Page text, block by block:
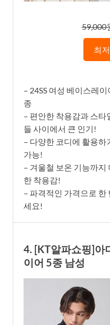
59,000
최
– 24SS 여성 베이스레
종
– 편안한 착용감과 스
들 사이에서 큰 인기!
– 다양한 코디에 활용하
가능!
– 겨울철 보온 기능까지
한 착용감!
– 파격적인 가격으로 한
세요!
4. [KT알파쇼핑]아
이어 5종 남성